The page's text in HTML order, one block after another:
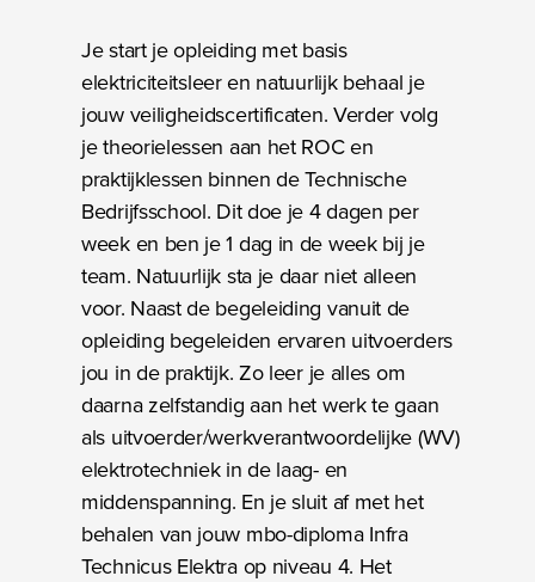
Je start je opleiding met basis
elektriciteitsleer en natuurlijk behaal je
jouw veiligheidscertificaten. Verder volg
je theorielessen aan het ROC en
praktijklessen binnen de Technische
Bedrijfsschool. Dit doe je 4 dagen per
week en ben je 1 dag in de week bij je
team. Natuurlijk sta je daar niet alleen
voor. Naast de begeleiding vanuit de
opleiding begeleiden ervaren uitvoerders
jou in de praktijk. Zo leer je alles om
daarna zelfstandig aan het werk te gaan
als uitvoerder/werkverantwoordelijke (WV)
elektrotechniek in de laag- en
middenspanning. En je sluit af met het
behalen van jouw mbo-diploma Infra
Technicus Elektra op niveau 4. Het